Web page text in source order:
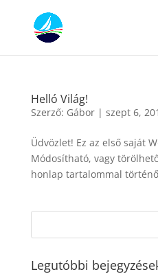
Helló Világ!
Szerző: Gábor| szept 6,
Üdvözlet! Ez az első saját
Módosítható, vagy
honlap tartalommal
Legutóbbi